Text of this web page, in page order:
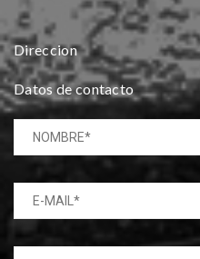
Direccion
Datos de contacto